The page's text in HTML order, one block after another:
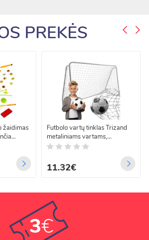
PREKĖS
žaidimas
Futbolo vartų tinklas Trizand
metaliniams vartams,
sustiprintas, 213 x 150 x 90
11.32€
3€